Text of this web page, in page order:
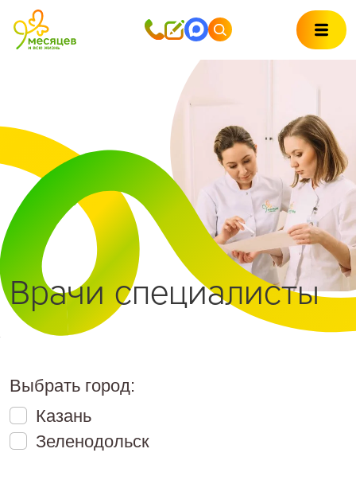
Врачи специалисты
Выбрать город:
Казань
Зеленодольск